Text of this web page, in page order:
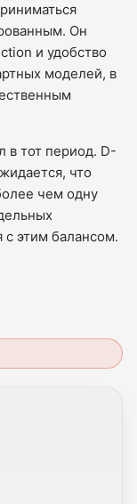
Он
и удобство
моделей, в
в тот период. D-
что
чем одну
с этим балансом.